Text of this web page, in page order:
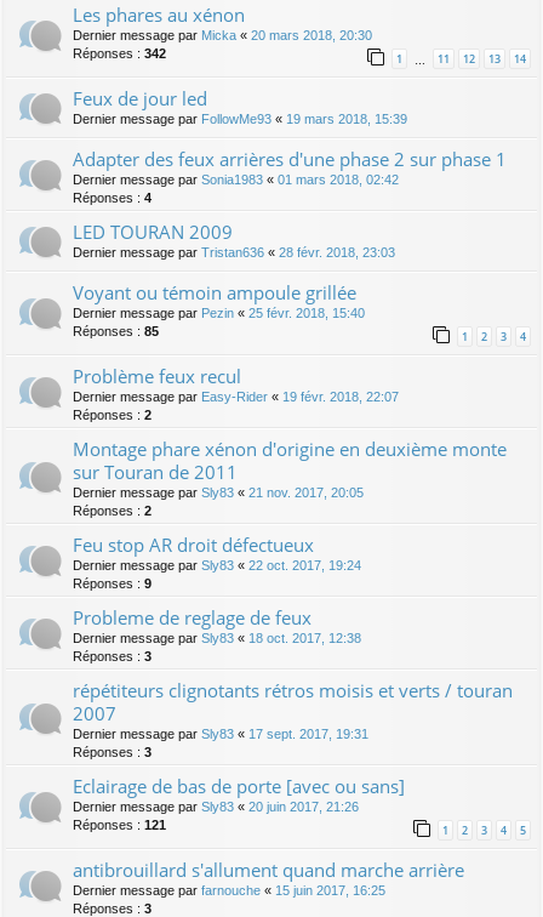
Les phares au xénon
Dernier message par Micka « 20 mars 2018, 20:30
Réponses : 342 1 11 12 13 14
Feux de jour led
Dernier message par FollowMe93 « 19 mars 2018, 15:39
Adapter des feux arrières d'une phase 2 sur phase 1
Dernier message par Sonia1983 « 01 mars 2018, 02:42
Réponses : 4
LED TOURAN 2009
Dernier message par Tristan636 « 28 févr. 2018, 23:03
Voyant ou témoin ampoule grillée
Dernier message par Pezin « 25 févr. 2018, 15:40
Réponses : 85 1 2 3 4
Problème feux recul
Dernier message par Easy-Rider « 19 févr. 2018, 22:07
Réponses : 2
Montage phare xénon d'origine en deuxième monte
sur Touran de 2011
Dernier message par Sly83 « 21 nov. 2017, 20:05
Réponses : 2
Feu stop AR droit défectueux
Dernier message par Sly83 « 22 oct. 2017, 19:24
Réponses : 9
Probleme de reglage de feux
Dernier message par Sly83 « 18 oct. 2017, 12:38
Réponses : 3
répétiteurs clignotants rétros moisis et verts / touran
2007
Dernier message par Sly83 « 17 sept. 2017, 19:31
Réponses : 3
Eclairage de bas de porte [avec ou sans]
Dernier message par Sly83 « 20 juin 2017, 21:26
Réponses : 121 1 2 3 4 5
antibrouillard s'allument quand marche arrière
Dernier message par farnouche « 15 juin 2017, 16:25
Réponses : 3